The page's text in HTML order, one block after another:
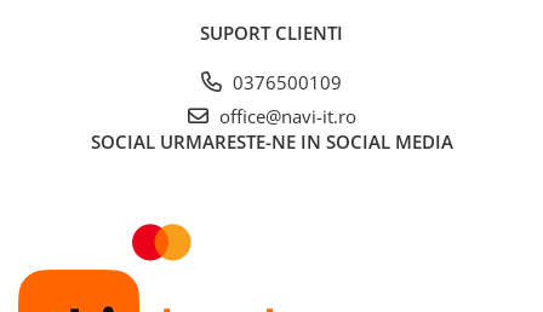
SUPORT CLIENTI
0376500109
office@navi-it.ro
SOCIAL URMARESTE-NE IN SOCIAL MEDIA